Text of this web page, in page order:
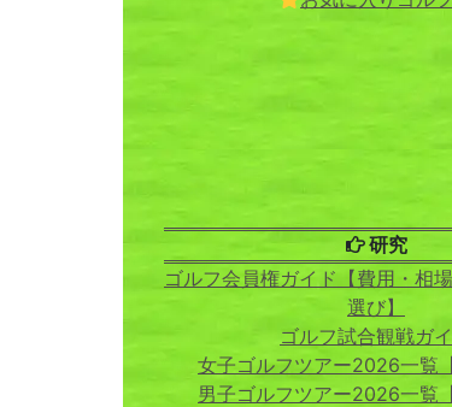
研究
ゴルフ会員権ガイド【費用・相
選び】
ゴルフ試合観戦ガ
女子ゴルフツアー2026一覧
男子ゴルフツアー2026一覧